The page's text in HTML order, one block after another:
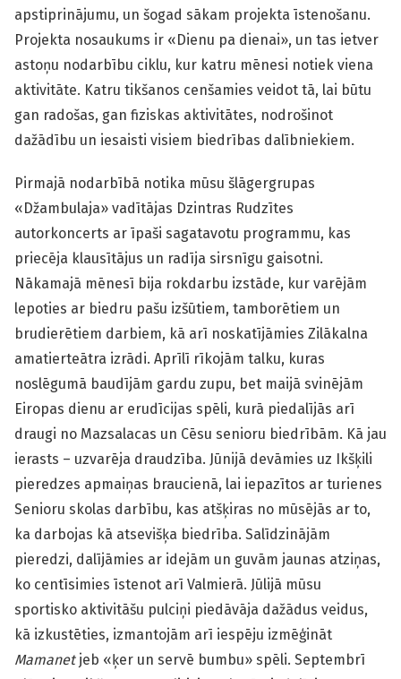
apstiprinājumu, un šogad sākam projekta īstenošanu.
Projekta nosaukums ir «Dienu pa dienai», un tas ietver
astoņu nodarbību ciklu, kur katru mēnesi notiek viena
aktivitāte. Katru tikšanos cenšamies veidot tā, lai būtu
gan radošas, gan fiziskas aktivitātes, nodrošinot
dažādību un iesaisti visiem biedrības dalībniekiem.
Pirmajā nodarbībā notika mūsu šlāgergrupas
«Džambulaja» vadītājas Dzintras Rudzītes
autorkoncerts ar īpaši sagatavotu programmu, kas
priecēja klausītājus un radīja sirsnīgu gaisotni.
Nākamajā mēnesī bija rokdarbu izstāde, kur varējām
lepoties ar biedru pašu izšūtiem, tamborētiem un
brudierētiem darbiem, kā arī noskatījāmies Zilākalna
amatierteātra izrādi. Aprīlī rīkojām talku, kuras
noslēgumā baudījām gardu zupu, bet maijā svinējām
Eiropas dienu ar erudīcijas spēli, kurā piedalījās arī
draugi no Mazsalacas un Cēsu senioru biedrībām. Kā jau
ierasts – uzvarēja draudzība. Jūnijā devāmies uz Ikšķili
pieredzes apmaiņas braucienā, lai iepazītos ar turienes
Senioru skolas darbību, kas atšķiras no mūsējās ar to,
ka darbojas kā atsevišķa biedrība. Salīdzinājām
pieredzi, dalījāmies ar idejām un guvām jaunas atziņas,
ko centīsimies īstenot arī Valmierā. Jūlijā mūsu
sportisko aktivitāšu pulciņi piedāvāja dažādus veidus,
kā izkustēties, izmantojām arī iespēju izmēģināt
Mamanetjeb «ķer un servē bumbu» spēli. Septembrī